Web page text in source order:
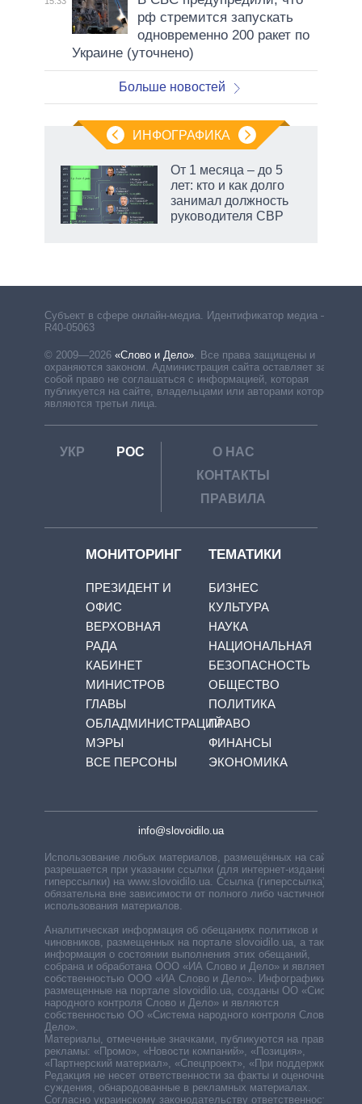
рф стремится запускать
одновременно 200 ракет по
Украине (уточнено)
Больше новостей
ИНФОГРАФИКА
От 1 месяца – до 5
лет: кто и как долго
занимал должность
руководителя СВР
Субъект в сфере онлайн-медиа. Идентификатор медиа –
R40-05063
© 2009—2026 «Слово и Дело». Все права защищены и
охраняются законом. Администрация сайта оставляет за
собой право не соглашаться с информацией, которая
публикуется на сайте, владельцами или авторами которой
являются третьи лица.
УКР РОС
О НАС
КОНТАКТЫ
ПРАВИЛА
МОНИТОРИНГ
ПРЕЗИДЕНТ И
ОФИС
ВЕРХОВНАЯ
РАДА
КАБИНЕТ
МИНИСТРОВ
ГЛАВЫ
ОБЛАДМИНИСТРАЦИЙ
МЭРЫ
ВСЕ ПЕРСОНЫ
ТЕМАТИКИ
БИЗНЕС
КУЛЬТУРА
НАУКА
НАЦИОНАЛЬНАЯ
БЕЗОПАСНОСТЬ
ОБЩЕСТВО
ПОЛИТИКА
ПРАВО
ФИНАНСЫ
ЭКОНОМИКА
info@slovoidilo.ua
Использование любых материалов, размещённых на сайте,
разрешается при указании ссылки (для интернет-изданий —
гиперссылки) на www.slovoidilo.ua. Ссылка (гиперссылка)
обязательна вне зависимости от полного либо частичного
использования материалов.
Аналитическая информация об обещаниях политиков и
чиновников, размещенных на портале slovoidilo.ua, а также
информация о состоянии выполнения этих обещаний,
собрана и обработана ООО «ИА Слово и Дело» и является
собственностью ООО «ИА Слово и Дело». Инфографики,
размещенные на портале slovoidilo.ua, созданы ОО «Система
народного контроля Слово и Дело» и являются
собственностью ОО «Система народного контроля Слово и
Дело».
Материалы, отмеченные значками, публикуются на правах
рекламы: «Промо», «Новости компаний», «Позиция»,
«Партнерский материал», «Спецпроект», «При поддержке».
Редакция не несет ответственности за факты и оценочные
суждения, обнародованные в рекламных материалах.
Согласно украинскому законодательству ответственность за